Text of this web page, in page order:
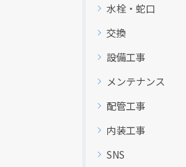
水栓・蛇口
交換
設備工事
メンテナンス
配管工事
内装工事
SNS